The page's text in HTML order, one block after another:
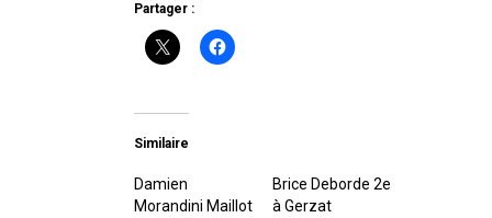
Partager :
Similaire
Damien
Morandini Maillot
Brice Deborde 2e
à Gerzat